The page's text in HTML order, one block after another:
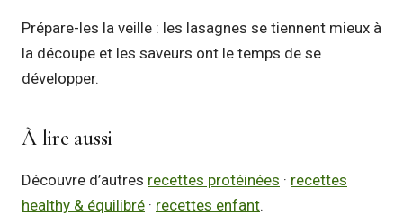
Prépare-les la veille : les lasagnes se tiennent mieux à
la découpe et les saveurs ont le temps de se
développer.
À lire aussi
Découvre d’autres recettes protéinées · recettes
healthy & équilibré · recettes enfant.